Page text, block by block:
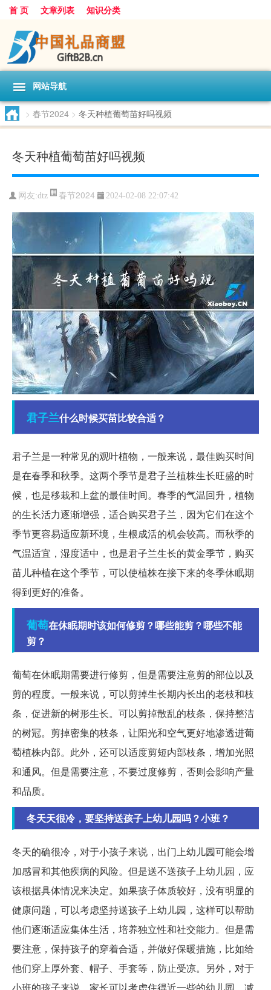
首 页 文章列表 知识分类
网站导航
> 春节2024 > 冬天种植葡萄苗好吗视频
冬天种植葡萄苗好吗视频
网友:dtz 春节2024 2024-02-08 22:07:42
君子兰什么时候买苗比较合适？
君子兰是一种常见的观叶植物，一般来说，最佳购买时间
是在春季和秋季。这两个季节是君子兰植株生长旺盛的时
候，也是移栽和上盆的最佳时间。春季的气温回升，植物
的生长活力逐渐增强，适合购买君子兰，因为它们在这个
季节更容易适应新环境，生根成活的机会较高。而秋季的
气温适宜，湿度适中，也是君子兰生长的黄金季节，购买
苗儿种植在这个季节，可以使植株在接下来的冬季休眠期
得到更好的准备。
葡萄在休眠期时该如何修剪？哪些能剪？哪些不能
剪？
葡萄在休眠期需要进行修剪，但是需要注意剪的部位以及
剪的程度。一般来说，可以剪掉生长期内长出的老枝和枝
条，促进新的树形生长。可以剪掉散乱的枝条，保持整洁
的树冠。剪掉密集的枝条，让阳光和空气更好地渗透进葡
萄植株内部。此外，还可以适度剪短内部枝条，增加光照
和通风。但是需要注意，不要过度修剪，否则会影响产量
和品质。
冬天天很冷，要坚持送孩子上幼儿园吗？小班？
冬天的确很冷，对于小孩子来说，出门上幼儿园可能会增
加感冒和其他疾病的风险。但是送不送孩子上幼儿园，应
该根据具体情况来决定。如果孩子体质较好，没有明显的
健康问题，可以考虑坚持送孩子上幼儿园，这样可以帮助
他们逐渐适应集体生活，培养独立性和社交能力。但是需
要注意，保持孩子的穿着合适，并做好保暖措施，比如给
他们穿上厚外套、帽子、手套等，防止受凉。另外，对于
小班的孩子来说，家长可以考虑住得近一些的幼儿园，减